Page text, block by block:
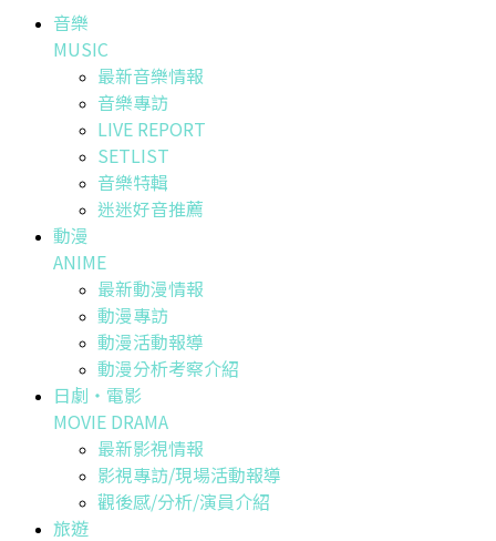
音樂
MUSIC
最新音樂情報
音樂專訪
LIVE REPORT
SETLIST
音樂特輯
迷迷好音推薦
動漫
ANIME
最新動漫情報
動漫專訪
動漫活動報導
動漫分析考察介紹
日劇・電影
MOVIE DRAMA
最新影視情報
影視專訪/現場活動報導
觀後感/分析/演員介紹
旅遊